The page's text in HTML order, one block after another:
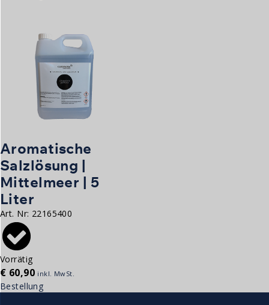
Aromatische
Salzlösung |
Mittelmeer | 5
Liter
Art. Nr: 22165400
Vorrätig
€ 60,90 inkl. MwSt.
Bestellung